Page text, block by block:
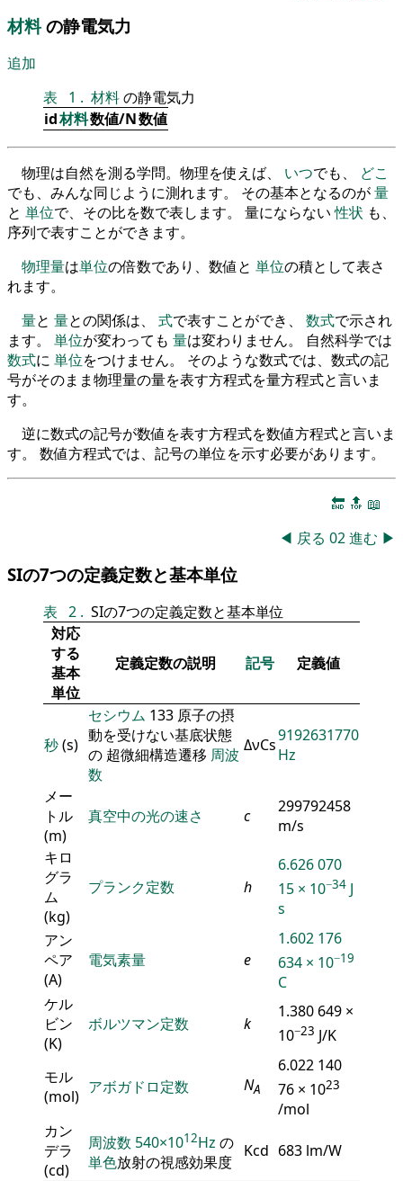
材料の静電気力
追加
表
1 . 材料の静電気力
id材料数値/N数値
物理は自然を測る学問。物理を使えば、 いつでも、 どこ
でも、みんな同じように測れます。 その基本となるのが量
と 単位で、その比を数で表します。 量にならない性状 も、
序列で表すことができます。
物理量は単位の倍数であり、数値と 単位の積として表さ
れます。
量と 量との関係は、 式で表すことができ、 数式で示され
ます。 単位が変わっても 量は変わりません。 自然科学では
数式に 単位をつけません。 そのような数式では、数式の記
号がそのまま物理量の量を表す方程式を量方程式と言いま
す。
逆に数式の記号が数値を表す方程式を数値方程式と言いま
す。 数値方程式では、記号の単位を示す必要があります。
🔚 🔝 📖
◀ 戻る 02進む ▶
SIの7つの定義定数と基本単位
表 2 . SIの7つの定義定数と基本単位
対応
する
基本
単位
定義定数の説明 記号 定義値
秒(s)
セシウム 133 原子の摂
動を受けない基底状態
の 超微細構造遷移 周波
数
ΔνCs9192631770
Hz
メー
トル
(m)
真空中の光の速さ c
299792458
m/s
キロ
グラ
ム
(kg)
プランク定数 h
6.626 070
15 × 10−34 J
s
アン
ペア
(A)
電気素量 e
1.602 176
634 × 10−19
C
ケル
ビン
(K)
ボルツマン定数 k
1.380 649 ×
10−23 J/K
モル
(mol) アボガドロ定数 NA
6.022 140
76 × 1023
/mol
カン
デラ
(cd)
周波数 540×1012Hz の
単色放射の視感効果度
Kcd 683 lm/W